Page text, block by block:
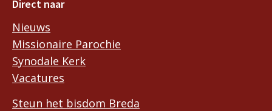
Direct naar
Nieuws
Missionaire Parochie
Synodale Kerk
Vacatures
Steun het bisdom Breda